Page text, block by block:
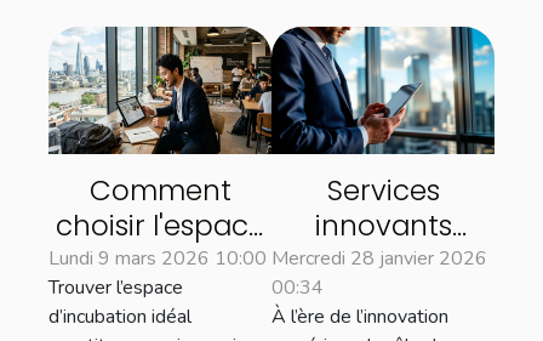
Comment
choisir l'espace
d'incubation
adapté à votre
start-up
Lundi 9 mars 2026 10:00
Trouver l’espace
d’incubation idéal
Services
innovants
proposés par
les huissiers à La
Défense pour
Mercredi 28 janvier 2026
00:34
À l’ère de l’innovation